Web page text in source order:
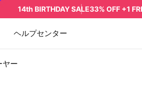
14th BIRTHDAY SALE33% OFF +1
ヘルプセンター
ヤー